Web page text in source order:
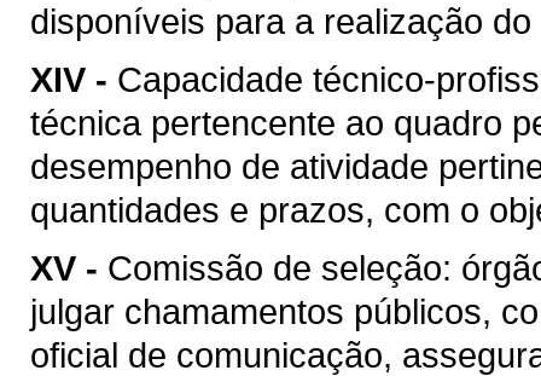
disponíveis para a realização
XIV - Capacidade técnico-
técnica pertencente ao quadro
desempenho de atividade
quantidades e prazos, com o
XV - Comissão de seleção:
julgar chamamentos públicos,
oficial de comunicação,